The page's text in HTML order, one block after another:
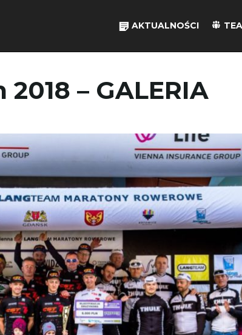
AKTUALNOŚCI
– GALERIA